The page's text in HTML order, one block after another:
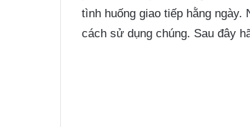
tình huống giao tiếp hằng ngày.
cách sử dụng chúng. Sau đây